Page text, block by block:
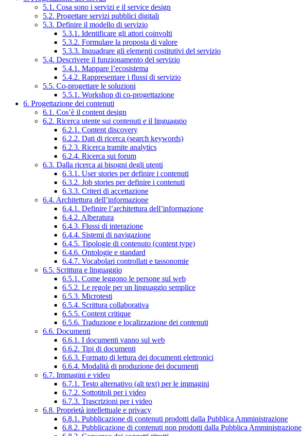
5.1. Cosa sono i servizi e il service design
5.2. Progettare servizi pubblici digitali
5.3. Definire il modello di servizio
5.3.1. Identificare gli attori coinvolti
5.3.2. Formulare la proposta di valore
5.3.3. Inquadrare gli elementi costitutivi del servizio
5.4. Descrivere il funzionamento del servizio
5.4.1. Mappare l’ecosistema
5.4.2. Rappresentare i flussi di servizio
5.5. Co-progettare le soluzioni
5.5.1. Workshop di co-progettazione
6. Progettazione dei contenuti
6.1. Cos’è il content design
6.2. Ricerca utente sui contenuti e il linguaggio
6.2.1. Content discovery
6.2.2. Dati di ricerca (search keywords)
6.2.3. Ricerca tramite analytics
6.2.4. Ricerca sui forum
6.3. Dalla ricerca ai bisogni degli utenti
6.3.1. User stories per definire i contenuti
6.3.2. Job stories per definire i contenuti
6.3.3. Criteri di accettazione
6.4. Architettura dell’informazione
6.4.1. Definire l’architettura dell’informazione
6.4.2. Alberatura
6.4.3. Flussi di interazione
6.4.4. Sistemi di navigazione
6.4.5. Tipologie di contenuto (content type)
6.4.6. Ontologie e standard
6.4.7. Vocabolari controllati e tassonomie
6.5. Scrittura e linguaggio
6.5.1. Come leggono le persone sul web
6.5.2. Le regole per un linguaggio semplice
6.5.3. Microtesti
6.5.4. Scrittura collaborativa
6.5.5. Content critique
6.5.6. Traduzione e localizzazione dei contenuti
6.6. Documenti
6.6.1. I documenti vanno sul web
6.6.2. Tipi di documenti
6.6.3. Formato di lettura dei documenti elettronici
6.6.4. Modalità di produzione dei documenti
6.7. Immagini e video
6.7.1. Testo alternativo (alt text) per le immagini
6.7.2. Sottotitoli per i video
6.7.3. Trascrizioni per i video
6.8. Proprietà intellettuale e privacy
6.8.1. Pubblicazione di contenuti prodotti dalla Pubblica Amministrazione
6.8.2. Pubblicazione di contenuti non prodotti dalla Pubblica Amministrazione